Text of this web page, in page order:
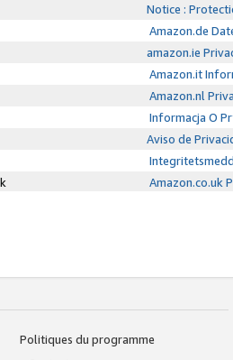
Notice :
Amazon.de
amazon.ie
Amazon.it
Amazon.nl
Informacja O
Aviso de
Amazon.co.uk
Politiques du programme